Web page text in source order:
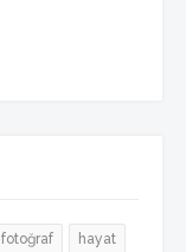
fotoğraf hayat